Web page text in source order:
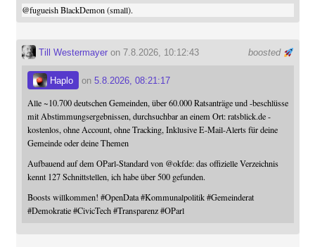
@fugueishBlackDemon (small).
boosted
Till Westermayeron 7.8.2026, 10:12:43
Haplo on 5.8.2026, 08:21:17
Alle ~10.700 deutschen Gemeinden, über 60.000 Ratsanträge und -beschlüsse
mit Abstimmungsergebnissen, durchsuchbar an einem Ort: ratsblick.de -
kostenlos, ohne Account, ohne Tracking, Inklusive E-Mail-Alerts für deine
Gemeinde oder deine Themen
Aufbauend auf dem OParl-Standard von @okfde: das offizielle Verzeichnis
kennt 127 Schnittstellen, ich habe über 500 gefunden.
Boosts willkommen! #OpenData #Kommunalpolitik #Gemeinderat
#Demokratie #CivicTech #Transparenz #OParl